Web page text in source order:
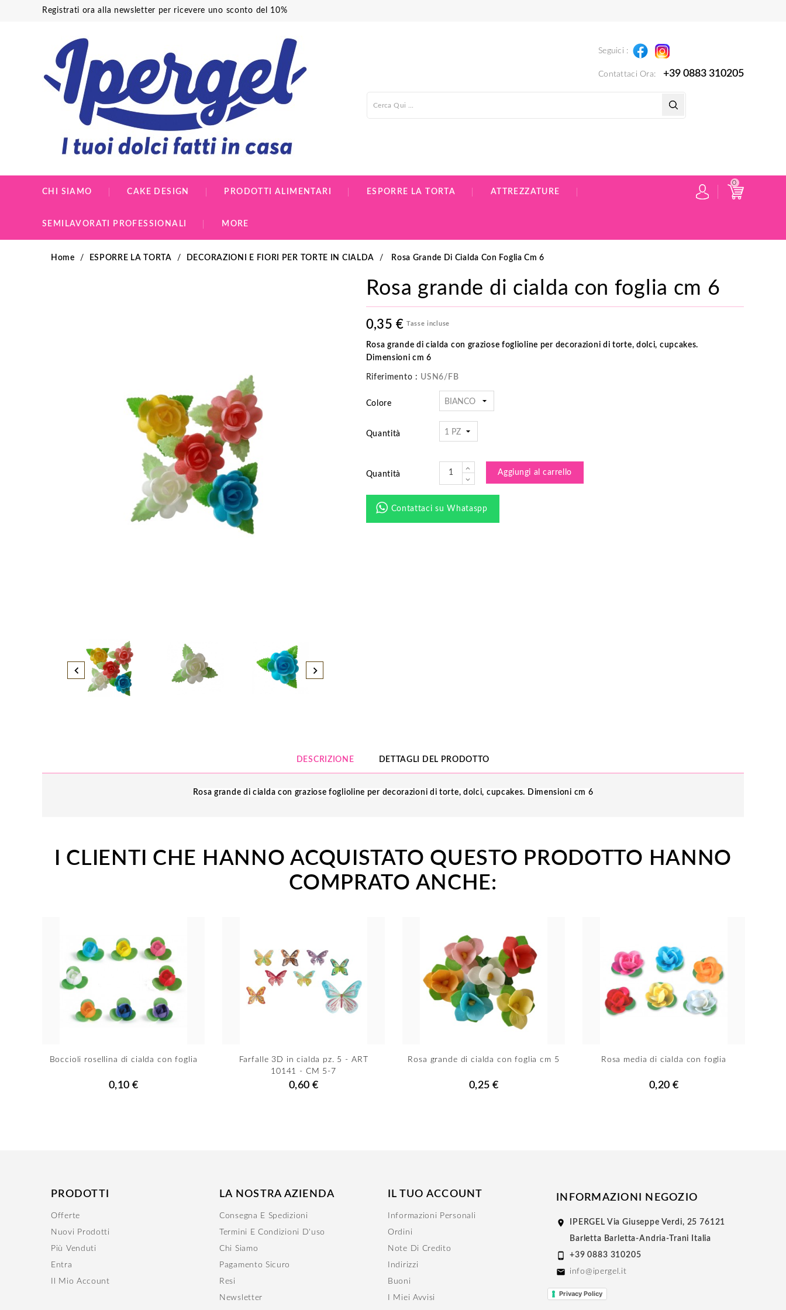
Registrati ora alla newsletter per ricevere uno sconto del 10%
Seguici : Facebook
Contattaci Ora: +39 0883 310205
CHI SIAMO CAKE DESIGN PRODOTTI ALIMENTARI ESPORRE LA TORTA ATTREZZATURE
SEMILAVORATI PROFESSIONALI MORE
0
Home ESPORRE LA TORTA DECORAZIONI E FIORI PER TORTE IN CIALDA Rosa Grande Di Cialda Con Foglia Cm 6
Rosa grande di cialda con foglia cm 6
0,35 € Tasse incluse
Rosa grande di cialda con graziose foglioline per decorazioni di torte, dolci, cupcakes.
Dimensioni cm 6
Riferimento : USN6/FB
Colore
Quantità
Quantità Aggiungi al carrello
Contattaci su Whataspp
DESCRIZIONE DETTAGLI DEL PRODOTTO
Rosa grande di cialda con graziose foglioline per decorazioni di torte, dolci, cupcakes. Dimensioni cm 6
I CLIENTI CHE HANNO ACQUISTATO QUESTO PRODOTTO HANNO
COMPRATO ANCHE:
Boccioli rosellina di cialda con foglia
0,10 €
Farfalle 3D in cialda pz. 5 - ART
10141 - CM 5-7
0,60 €
Rosa grande di cialda con foglia cm 5
0,25 €
Rosa media di cialda con foglia
0,20 €
PRODOTTI
Offerte
Nuovi Prodotti
Più Venduti
Entra
Il Mio Account
LA NOSTRA AZIENDA
Consegna E Spedizioni
Termini E Condizioni D'uso
Chi Siamo
Pagamento Sicuro
Resi
Newsletter
IL TUO ACCOUNT
Informazioni Personali
Ordini
Note Di Credito
Indirizzi
Buoni
I Miei Avvisi
INFORMAZIONI NEGOZIO
 IPERGEL Via Giuseppe Verdi, 25 76121
Barletta Barletta-Andria-Trani Italia
 +39 0883 310205
 info@ipergel.it
Privacy Policy